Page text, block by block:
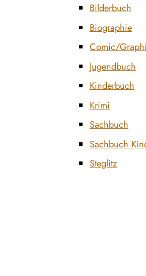
Bilderbuch
Biographie
Comic/
Jugendbuch
Kinderbuch
Krimi
Sachbuch
Sachbuch
Steglitz